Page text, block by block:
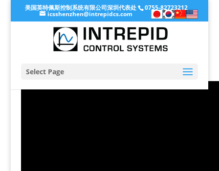
美国英特佩斯控制系统有限公司深圳代表处 0755-82723212
icsshenzhen@intrepidcs.com
Select Page